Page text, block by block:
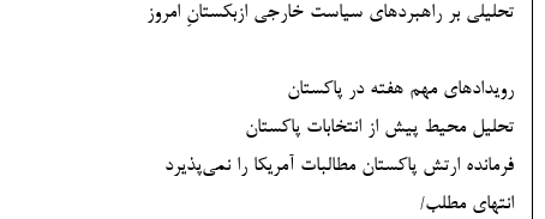
تحلیلی بر راهبردهای سیاست خارجی ازبکستانِ امروز
رویدادهای مهم هفته در پاکستان
تحلیل محیط پیش از انتخابات پاکستان
فرمانده ارتش پاکستان مطالبات آمریکا را نمی‌پذیرد
انتهای مطلب/